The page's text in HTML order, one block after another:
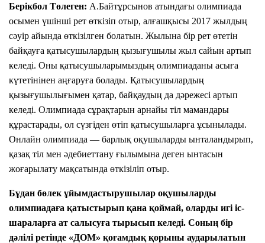
Берікбол Төлеген: А.Байтұрсынов атындағы олимпиада
осымен үшінші рет өткізіп отыр, алғашқысы 2017 жылдың
сәуір айында өткізілген болатын. Жылына бір рет өтетін
байқауға қатысушылардың қызығушылы жыл сайын артып
келеді. Оны қатысушыларымыздың олимпиаданы асыға
күтетінінен аңғаруға болады. Қатысушылардың
қызығушылығымен қатар, байқаудың да дәрежесі артып
келеді. Олимпиада сұрақтарын арнайы тіл мамандары
құрастарады, ол сүзгіден өтіп қатысушыларға ұсынылады.
Онлайн олимпиада — барлық оқушыларды ынталандырып,
қазақ тіл мен әдебиеттану ғылымына деген ынтасын
жоғарылату мақсатында өткізіліп отыр.
Бұдан бөлек ұйымдастырушылар оқушыларды
олимпиадаға қатыстырып қана қоймай, оларды игі іс-
шараларға ат салысуға тырысып келеді. Соның бір
дәлілі ретінде «ДОМ» қоғамдық қорыны аударылатын